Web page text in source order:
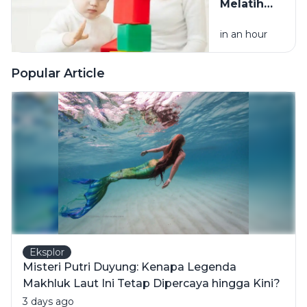
Bersih dan
Melatih
Anak
Sesuai
hingga
Usia
Sekolah
in an hour
Popular Article
Eksplor
Misteri Putri Duyung: Kenapa Legenda
Makhluk Laut Ini Tetap Dipercaya hingga Kini?
3 days ago